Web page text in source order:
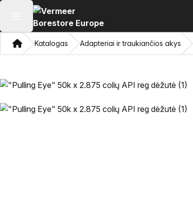
Atidaryti pagrindinį meniu
NamonKatalogas Adapteriai ir traukiančios akys